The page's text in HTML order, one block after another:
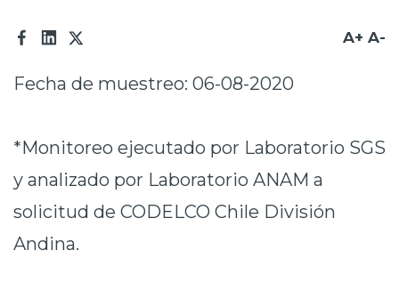
Prensa
Trabaja en Codelco
Transparencia activa
Canales de denuncia
A+ A-
Fecha de muestreo: 06-08-2020
*Monitoreo ejecutado por Laboratorio SGS
y analizado por Laboratorio ANAM a
solicitud de CODELCO Chile División
Andina.